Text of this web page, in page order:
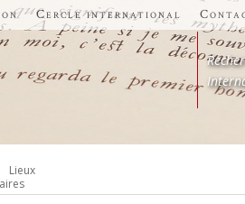
Cercle international
Lieux